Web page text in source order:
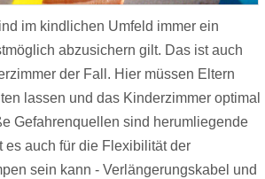
im kindlichen Umfeld immer ein
abzusichern gilt. Das ist auch
der Fall. Hier müssen Eltern
lassen und das Kinderzimmer optimal
Gefahrenquellen sind herumliegende
es auch für die Flexibilität der
sein kann - Verlängerungskabel und